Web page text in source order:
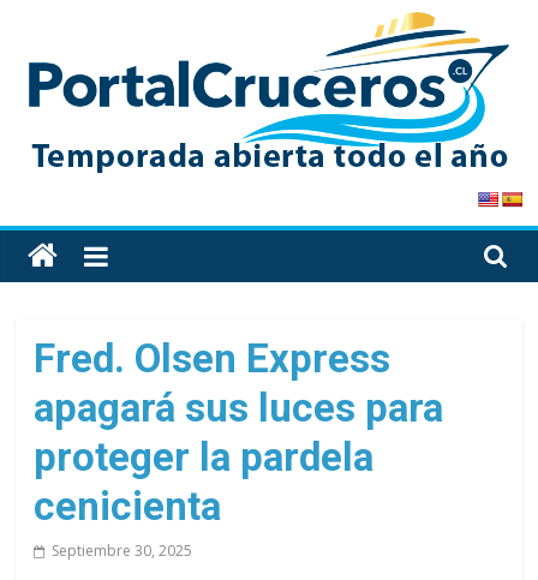
content
PortalCruceros
Toda
la
de
cruceros
en
un
solo
sitio
Fred. Olsen Express
apagará sus luces para
proteger la pardela
cenicienta
Septiembre 30, 2025